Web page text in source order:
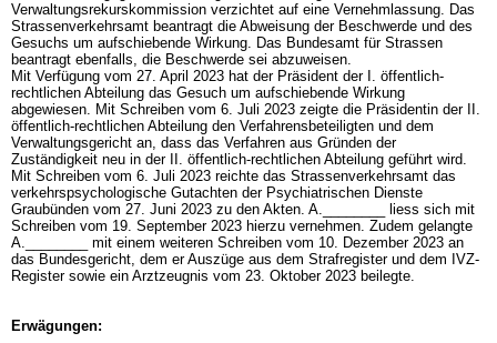
Verwaltungsrekurskommission verzichtet auf eine Vernehmlassung. Das
Strassenverkehrsamt beantragt die Abweisung der Beschwerde und des
Gesuchs um aufschiebende Wirkung. Das Bundesamt für Strassen
beantragt ebenfalls, die Beschwerde sei abzuweisen.
Mit Verfügung vom 27. April 2023 hat der Präsident der I. öffentlich-
rechtlichen Abteilung das Gesuch um aufschiebende Wirkung
abgewiesen. Mit Schreiben vom 6. Juli 2023 zeigte die Präsidentin der II.
öffentlich-rechtlichen Abteilung den Verfahrensbeteiligten und dem
Verwaltungsgericht an, dass das Verfahren aus Gründen der
Zuständigkeit neu in der II. öffentlich-rechtlichen Abteilung geführt wird.
Mit Schreiben vom 6. Juli 2023 reichte das Strassenverkehrsamt das
verkehrspsychologische Gutachten der Psychiatrischen Dienste
Graubünden vom 27. Juni 2023 zu den Akten. A.________ liess sich mit
Schreiben vom 19. September 2023 hierzu vernehmen. Zudem gelangte
A.________ mit einem weiteren Schreiben vom 10. Dezember 2023 an
das Bundesgericht, dem er Auszüge aus dem Strafregister und dem IVZ-
Register sowie ein Arztzeugnis vom 23. Oktober 2023 beilegte.
Erwägungen: